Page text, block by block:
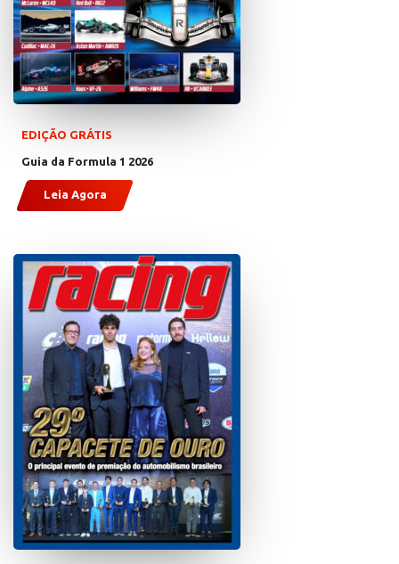
EDIÇÃO GRÁTIS
Guia da Formula 1 2026
Leia Agora